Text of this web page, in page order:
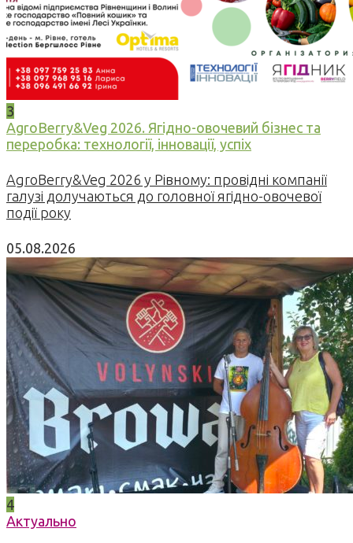
3
AgroBerry&Veg 2026. Ягідно-овочевий бізнес та
переробка: технології, інновації, успіх
AgroBerry&Veg 2026 у Рівному: провідні компанії
галузі долучаються до головної ягідно-овочевої
події року
05.08.2026
4
Актуально